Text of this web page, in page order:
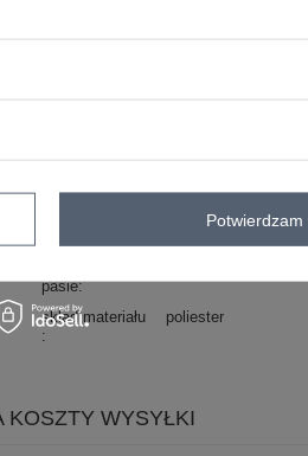
pasie
skład materiału poliester
KOSZTY WYSYŁKI
Potwierdzam